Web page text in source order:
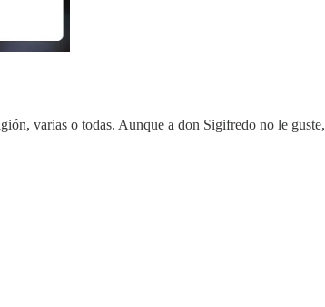
varias o todas. Aunque a don Sigifredo no le guste,